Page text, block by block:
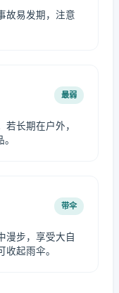
故易发期，注意
最弱
长期在户外，
带伞
漫步，享受大自
起雨伞。